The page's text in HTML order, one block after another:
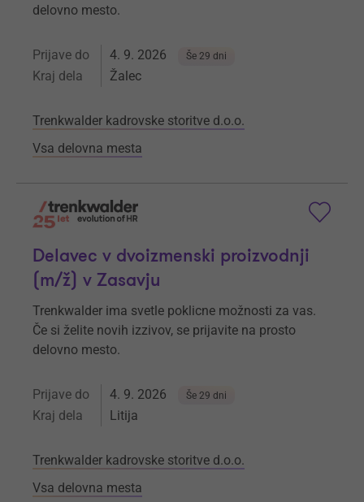
delovno mesto.
Prijave do 4. 9. 2026 Še 29 dni
Kraj dela Žalec
Trenkwalder kadrovske storitve d.o.o.
Vsa delovna mesta
Delavec v dvoizmenski proizvodnji
(m/ž) v Zasavju
Trenkwalder ima svetle poklicne možnosti za vas.
Če si želite novih izzivov, se prijavite na prosto
delovno mesto.
Prijave do 4. 9. 2026 Še 29 dni
Kraj dela Litija
Trenkwalder kadrovske storitve d.o.o.
Vsa delovna mesta